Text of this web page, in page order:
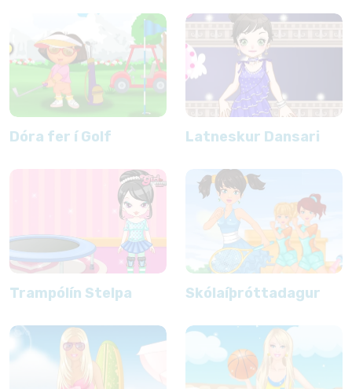
Dóra fer í Golf Latneskur Dansari
Trampólín Stelpa Skólaíþróttadagur